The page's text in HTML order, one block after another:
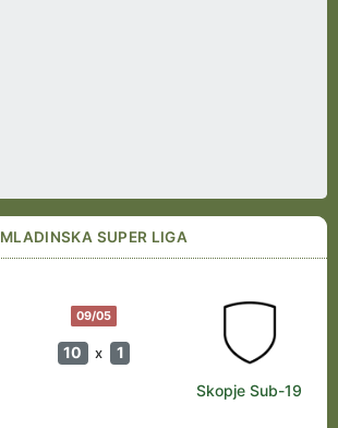
MLADINSKA SUPER LIGA
09/05
10 x 1
Skopje Sub-19